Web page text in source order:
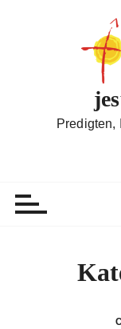
Predigten,